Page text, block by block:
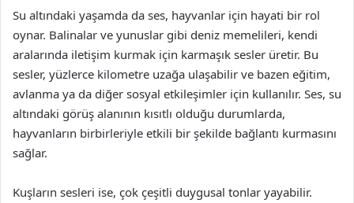
Su altındaki yaşamda da ses, hayvanlar için hayati bir rol
oynar. Balinalar ve yunuslar gibi deniz memelileri, kendi
aralarında iletişim kurmak için karmaşık sesler üretir. Bu
sesler, yüzlerce kilometre uzağa ulaşabilir ve bazen eğitim,
avlanma ya da diğer sosyal etkileşimler için kullanılır. Ses, su
altındaki görüş alanının kısıtlı olduğu durumlarda,
hayvanların birbirleriyle etkili bir şekilde bağlantı kurmasını
sağlar.
Kuşların sesleri ise, çok çeşitli duygusal tonlar yayabilir.